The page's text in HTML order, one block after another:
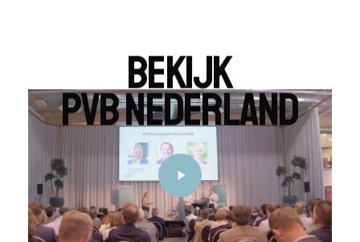
BEKIJK
PVBNEDERLAND
Play
Video